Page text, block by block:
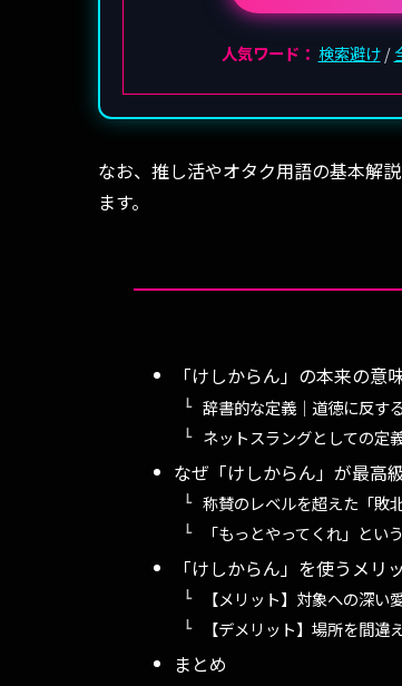
人気ワード： 検索避け/
なお、推し活やオタク用語の基本解
ます。
「けしからん」の本来の
辞書的な定義｜道徳に反す
ネットスラングとしての定
なぜ「けしからん」が最高
称賛のレベルを超えた「敗北
「もっとやってくれ」とい
「けしからん」を使うメリ
【メリット】対象への深い
【デメリット】場所を間違
まとめ